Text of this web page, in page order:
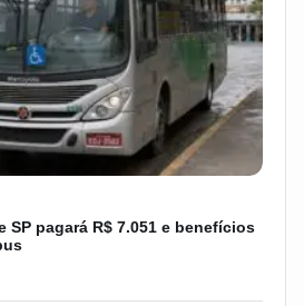
SP pagará R$ 7.051 e benefícios